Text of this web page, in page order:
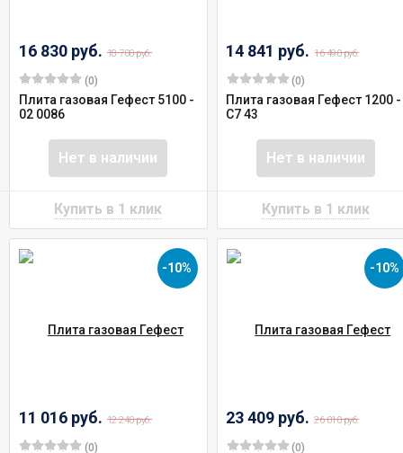
16 830 руб. 18 700 руб.
(0)
Плита газовая Гефест 5100 -
02 0086
Нет в наличии
14 841 руб. 16 490 руб.
(0)
Плита газовая Гефест 1200 -
С7 43
Нет в наличии
-10%
11 016 руб. 12 240 руб.
(0)
-10%
23 409 руб. 26 010 руб.
(0)